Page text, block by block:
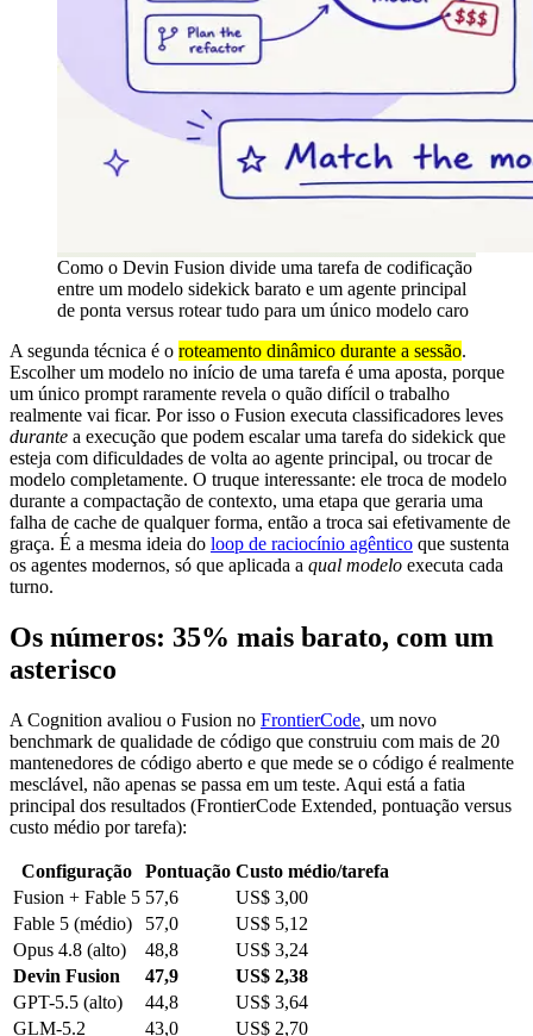
Como o Devin Fusion divide uma tarefa de codificação
entre um modelo sidekick barato e um agente principal
de ponta versus rotear tudo para um único modelo caro
A segunda técnica é o roteamento dinâmico durante a sessão.
Escolher um modelo no início de uma tarefa é uma aposta, porque
um único prompt raramente revela o quão difícil o trabalho
realmente vai ficar. Por isso o Fusion executa classificadores leves
durante a execução que podem escalar uma tarefa do sidekick que
esteja com dificuldades de volta ao agente principal, ou trocar de
modelo completamente. O truque interessante: ele troca de modelo
durante a compactação de contexto, uma etapa que geraria uma
falha de cache de qualquer forma, então a troca sai efetivamente de
graça. É a mesma ideia do loop de raciocínio agêntico que sustenta
os agentes modernos, só que aplicada a qual modelo executa cada
turno.
Os números: 35% mais barato, com um
asterisco
A Cognition avaliou o Fusion no FrontierCode, um novo
benchmark de qualidade de código que construiu com mais de 20
mantenedores de código aberto e que mede se o código é realmente
mesclável, não apenas se passa em um teste. Aqui está a fatia
principal dos resultados (FrontierCode Extended, pontuação versus
custo médio por tarefa):
Configuração Pontuação Custo médio/tarefa
Fusion + Fable 5 57,6
US$ 3,00
Fable 5 (médio)
57,0
US$ 5,12
Opus 4.8 (alto)
48,8
US$ 3,24
Devin Fusion
47,9
US$ 2,38
GPT-5.5 (alto)
44,8
US$ 3,64
GLM-5.2
43,0 US$ 2,70